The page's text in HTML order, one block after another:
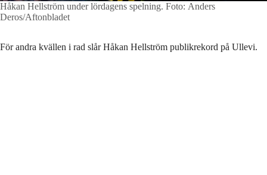
Håkan Hellström under lördagens spelning.
Deros/Aftonbladet
För andra kvällen i rad slår Håkan Hellström publikrekord på Ullevi.